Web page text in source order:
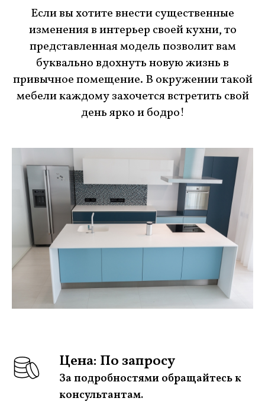
Если вы хотите внести существенные
изменения в интерьер своей кухни, то
представленная модель позволит вам
буквально вдохнуть новую жизнь в
привычное помещение. В окружении такой
мебели каждому захочется встретить свой
день ярко и бодро!
Цена: По запросу
За подробностями обращайтесь к
консультантам.